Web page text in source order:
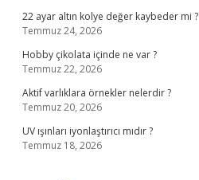
22 ayar altın kolye değer kaybeder mi ?
Temmuz 24, 2026
Hobby çikolata içinde ne var ?
Temmuz 22, 2026
Aktif varlıklara örnekler nelerdir ?
Temmuz 20, 2026
UV ışınları iyonlaştırıcı mıdır ?
Temmuz 18, 2026